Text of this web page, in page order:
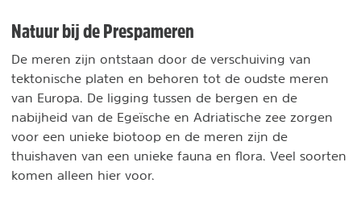
Natuur bij de Prespameren
De meren zijn ontstaan door de verschuiving van
tektonische platen en behoren tot de oudste meren
van Europa. De ligging tussen de bergen en de
nabijheid van de Egeïsche en Adriatische zee zorgen
voor een unieke biotoop en de meren zijn de
thuishaven van een unieke fauna en flora. Veel soorten
komen alleen hier voor.